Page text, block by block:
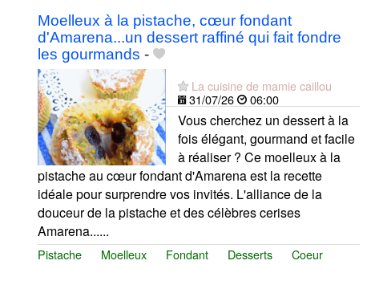
Moelleux à la pistache, cœur fondant
d'Amarena...un dessert raffiné qui fait fondre
les gourmands -
La cuisine de mamie caillou
31/07/26
06:00
Vous cherchez un dessert à la
fois élégant, gourmand et facile
à réaliser ? Ce moelleux à la
pistache au cœur fondant d'Amarena est la recette
idéale pour surprendre vos invités. L'alliance de la
douceur de la pistache et des célèbres cerises
Amarena......
Pistache Moelleux Fondant Desserts Coeur